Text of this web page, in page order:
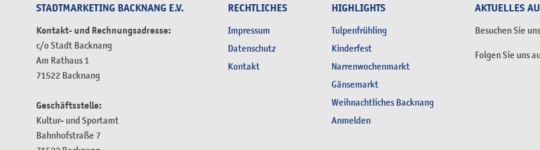
STADTMARKETING BACKNANG E.V.
Kontakt- und Rechnungsadresse:
c/o Stadt Backnang
Am Rathaus 1
71522 Backnang
Geschäftsstelle:
Kultur- und Sportamt
Bahnhofstraße 7
RECHTLICHES
Impressum
Datenschutz
Kontakt
HIGHLIGHTS
Tulpenfrühling
Kinderfest
Narrenwochenmarkt
Gänsemarkt
Weihnachtliches Backnang
Anmelden
AKTUELLES
Besuchen Sie
Folgen Sie uns